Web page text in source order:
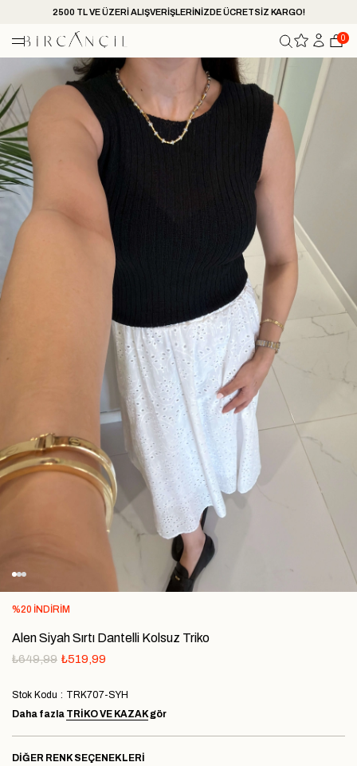
2500 TL VE ÜZERİ ALIŞVERİŞLERİNİZDE ÜCRETSİZ KARGO!
0
%20 İNDIRIM
Alen Siyah Sırtı Dantelli Kolsuz Triko
₺649,99 ₺519,99
Stok Kodu
TRK707-SYH
Daha fazla TRIKO VE KAZAKgör
DIĞER RENK SEÇENEKLERI